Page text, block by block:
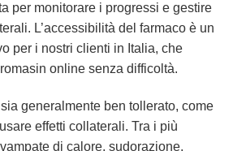
per monitorare i progressi e gestire
L’accessibilità del farmaco è un
per i nostri clienti in Italia, che
online senza difficoltà.
sia generalmente ben tollerato, come
effetti collaterali. Tra i più
di calore, sudorazione,